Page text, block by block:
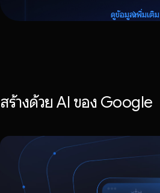
ดูข้อมูลเพิ่มเติม
สร้างด้วย AI ของ Google